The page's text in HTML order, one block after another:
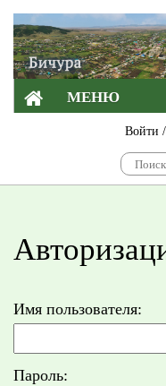
МЕНЮ
Войти /
Имя пользователя:
Пароль: